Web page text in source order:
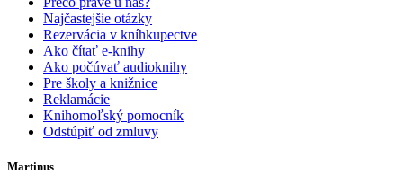
Najčastejšie otázky
Rezervácia v kníhkupectve
Ako čítať e-knihy
Ako počúvať audioknihy
Pre školy a knižnice
Reklamácie
Knihomoľský pomocník
Odstúpiť od zmluvy
Martinus